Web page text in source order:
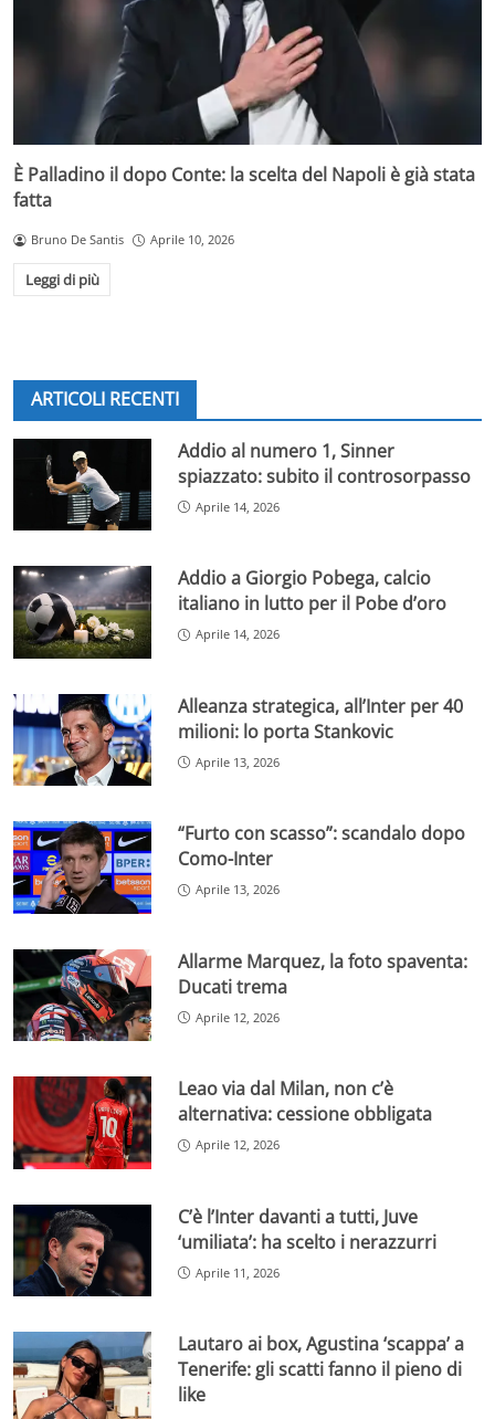
È Palladino il dopo Conte: la scelta del Napoli è già stata
fatta
Bruno De Santis Aprile 10, 2026
Leggi di più
ARTICOLI RECENTI
Addio al numero 1, Sinner
spiazzato: subito il controsorpasso
Aprile 14, 2026
Addio a Giorgio Pobega, calcio
italiano in lutto per il Pobe d’oro
Aprile 14, 2026
Alleanza strategica, all’Inter per 40
milioni: lo porta Stankovic
Aprile 13, 2026
“Furto con scasso”: scandalo dopo
Como-Inter
Aprile 13, 2026
Allarme Marquez, la foto spaventa:
Ducati trema
Aprile 12, 2026
Leao via dal Milan, non c’è
alternativa: cessione obbligata
Aprile 12, 2026
C’è l’Inter davanti a tutti, Juve
‘umiliata’: ha scelto i nerazzurri
Aprile 11, 2026
Lautaro ai box, Agustina ‘scappa’ a
Tenerife: gli scatti fanno il pieno di
like